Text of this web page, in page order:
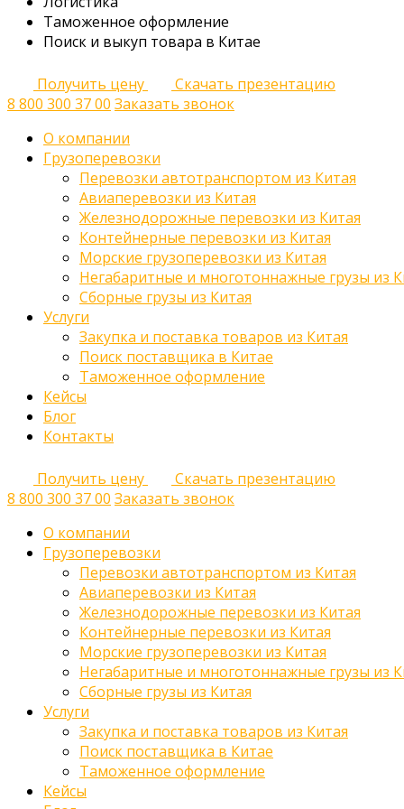
Таможенное оформление
Поиск и выкуп товара в Китае
Получить цену
Скачать презентацию
8 800 300 37 00 Заказать звонок
О компании
Грузоперевозки
Перевозки автотранспортом из Китая
Авиаперевозки из Китая
Железнодорожные перевозки из Китая
Контейнерные перевозки из Китая
Морские грузоперевозки из Китая
Негабаритные и многотоннажные грузы из
Сборные грузы из Китая
Услуги
Закупка и поставка товаров из Китая
Поиск поставщика в Китае
Таможенное оформление
Кейсы
Блог
Контакты
Получить цену
Скачать презентацию
8 800 300 37 00 Заказать звонок
О компании
Грузоперевозки
Перевозки автотранспортом из Китая
Авиаперевозки из Китая
Железнодорожные перевозки из Китая
Контейнерные перевозки из Китая
Морские грузоперевозки из Китая
Негабаритные и многотоннажные грузы из
Сборные грузы из Китая
Услуги
Закупка и поставка товаров из Китая
Поиск поставщика в Китае
Таможенное оформление
Кейсы